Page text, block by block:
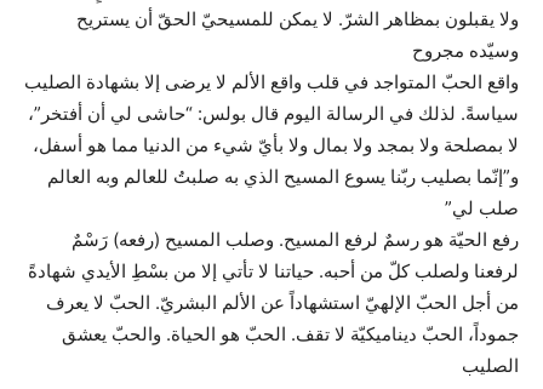
ولا يقبلون بمظاهر الشرّ. لا يمكن للمسيحيّ الحقّ أن يستريح
وسيّده مجروح
واقع الحبّ المتواجد في قلب واقع الألم لا يرضى إلا بشهادة الصليب
سياسةً. لذلك في الرسالة اليوم قال بولس: “حاشى لي أن أفتخر”،
لا بمصلحة ولا بمجد ولا بمال ولا بأيّ شيء من الدنيا مما هو أسفل،
و”إنّما بصليب ربّنا يسوع المسيح الذي به صلبتُ للعالم وبه العالم
صلب لي”
رفع الحيّة هو رسمٌ لرفع المسيح. وصلب المسيح (رفعه) رَسْمٌ
لرفعنا ولصلب كلّ من أحبه. حياتنا لا تأتي إلا من بسْطِ الأيدي شهادةً
من أجل الحبّ الإلهيّ استشهاداً عن الألم البشريّ. الحبّ لا يعرف
جموداً، الحبّ ديناميكيّة لا تقف. الحبّ هو الحياة. والحبّ يعشق
الصليب